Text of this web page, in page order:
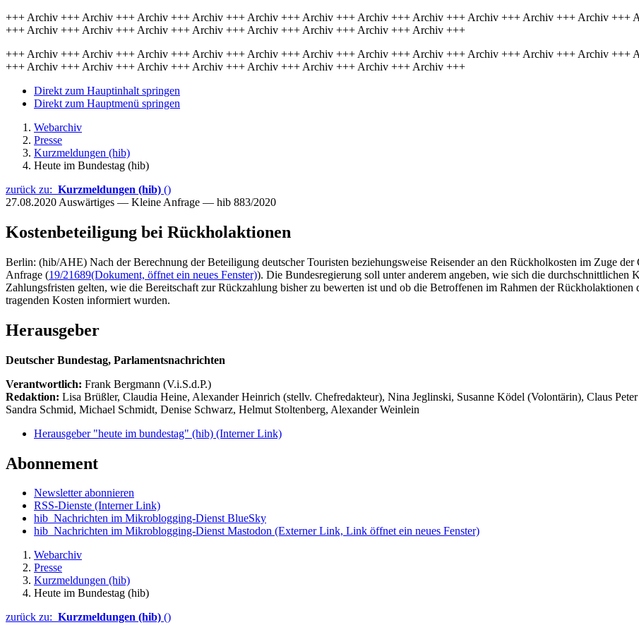
+++ Archiv +++ Archiv +++ Archiv +++ Archiv +++ Archiv +++ Archiv +++ Archiv +++ Archiv +++ Archiv +++ Archiv +++ Archiv
+++ Archiv +++ Archiv +++ Archiv +++ Archiv +++ Archiv +++ Archiv +++ Archiv +++ Archiv +++
+++ Archiv +++ Archiv +++ Archiv +++ Archiv +++ Archiv +++ Archiv +++ Archiv +++ Archiv +++ Archiv +++ Archiv +++ Archiv
+++ Archiv +++ Archiv +++ Archiv +++ Archiv +++ Archiv +++ Archiv +++ Archiv +++ Archiv +++
Direkt zum Hauptinhalt springen
Direkt zum Hauptmenü springen
Webarchiv
Presse
Kurzmeldungen (hib)
Heute im Bundestag (hib)
zurück zu: Kurzmeldungen (hib) ()
27.08.2020 Auswärtiges — Kleine Anfrage — hib 883/2020
Kostenbeteiligung bei Rückholaktionen
Berlin: (hib/AHE) Nach der Berechnung der Beteiligung deutscher Touristen beziehungsweise Reisender an den Rückholkosten im Zuge
Anfrage (19/21689(Dokument, öffnet ein neues Fenster)). Die Bundesregierung soll unter anderem angeben, wie sich die durchschnittlichen
Zahlungsfristen gelten, wie die Bereitschaft zur Rückzahlung bisher zu bewerten ist und ob die Betroffenen im Rahmen der
tragenden Kosten informiert wurden.
Herausgeber
Deutscher Bundestag, Parlamentsnachrichten
Verantwortlich: Frank Bergmann (V.i.S.d.P.)
Redaktion: Lisa Brüßler, Claudia Heine, Alexander Heinrich (stellv. Chefredakteur), Nina Jeglinski, Susanne Ködel (Volontärin), Claus
Sandra Schmid, Michael Schmidt, Denise Schwarz, Helmut Stoltenberg, Alexander Weinlein
Herausgeber "heute im bundestag" (hib) (Interner Link)
Abonnement
Newsletter abonnieren
RSS-Dienste (Interner Link)
hib_Nachrichten im Mikroblogging-Dienst BlueSky
hib_Nachrichten im Mikroblogging-Dienst Mastodon (Externer Link, Link öffnet ein neues Fenster)
Webarchiv
Presse
Kurzmeldungen (hib)
Heute im Bundestag (hib)
zurück zu: Kurzmeldungen (hib) ()